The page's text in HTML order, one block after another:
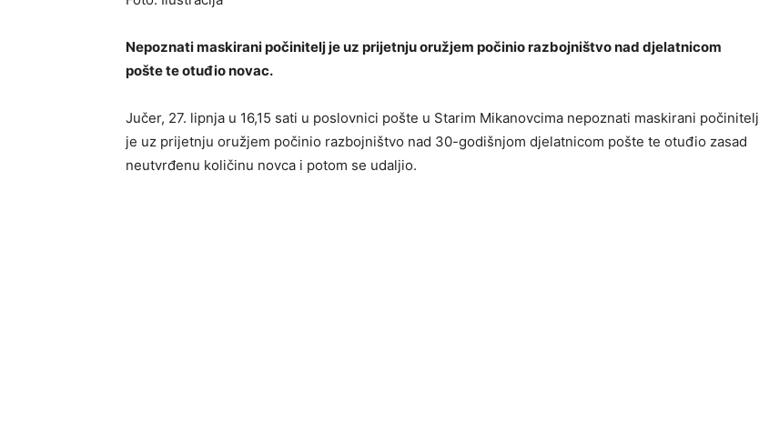
Nepoznati maskirani počinitelj je uz prijetnju oružjem počinio razbojništvo nad djelatnicom
pošte te otuđio novac.
Jučer, 27. lipnja u 16,15 sati u poslovnici pošte u Starim Mikanovcima nepoznati maskirani počinitelj
je uz prijetnju oružjem počinio razbojništvo nad 30-godišnjom djelatnicom pošte te otuđio zasad
neutvrđenu količinu novca i potom se udaljio.